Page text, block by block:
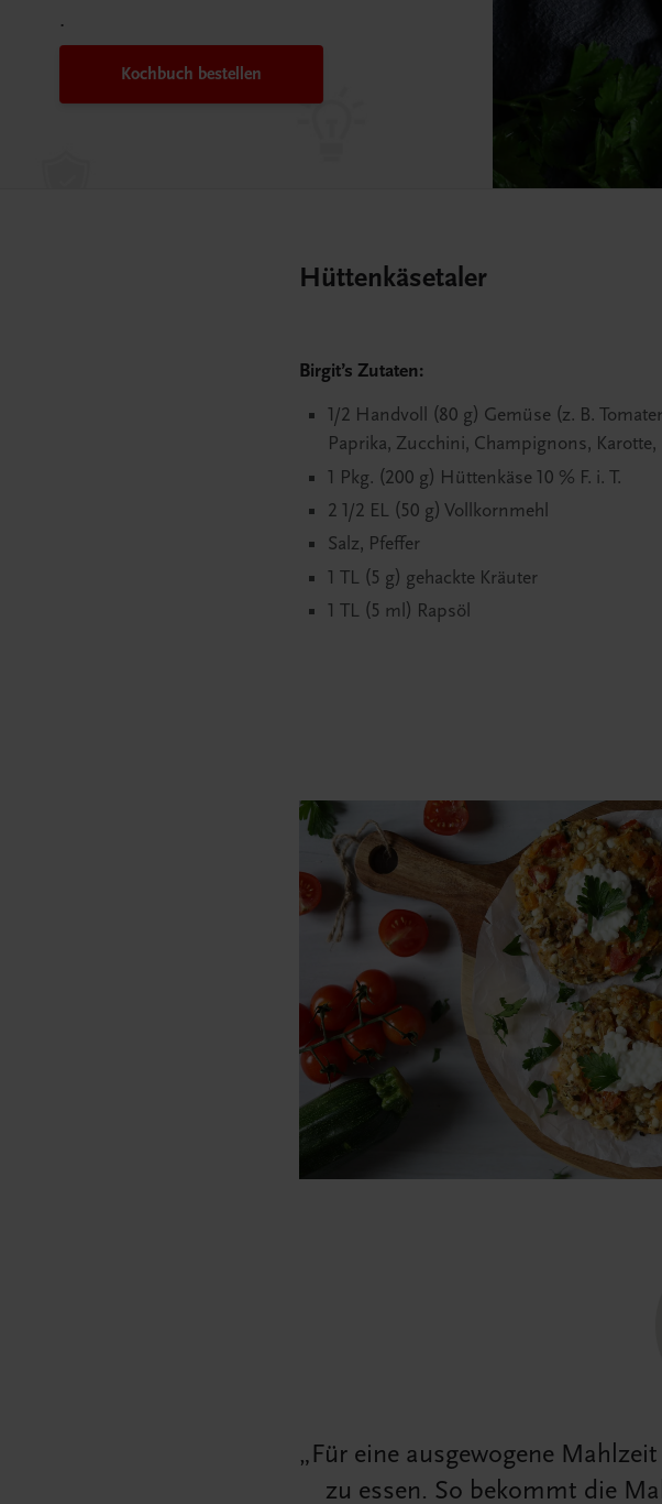
.
Kochbuch bestellen
Hüttenkäsetaler
Birgit’s Zutaten:
1/2 Handvoll (80 g) Gemüse (z. B.
Paprika, Zucchini, Champignons, Karotte,
1 Pkg. (200 g) Hüttenkäse 10 % F. i. T.
2 1/2 EL (50 g) Vollkornmehl
Salz, Pfeffer
1 TL (5 g) gehackte Kräuter
1 TL (5 ml) Rapsöl
Für eine ausgewogene
zu essen. So bekommt die